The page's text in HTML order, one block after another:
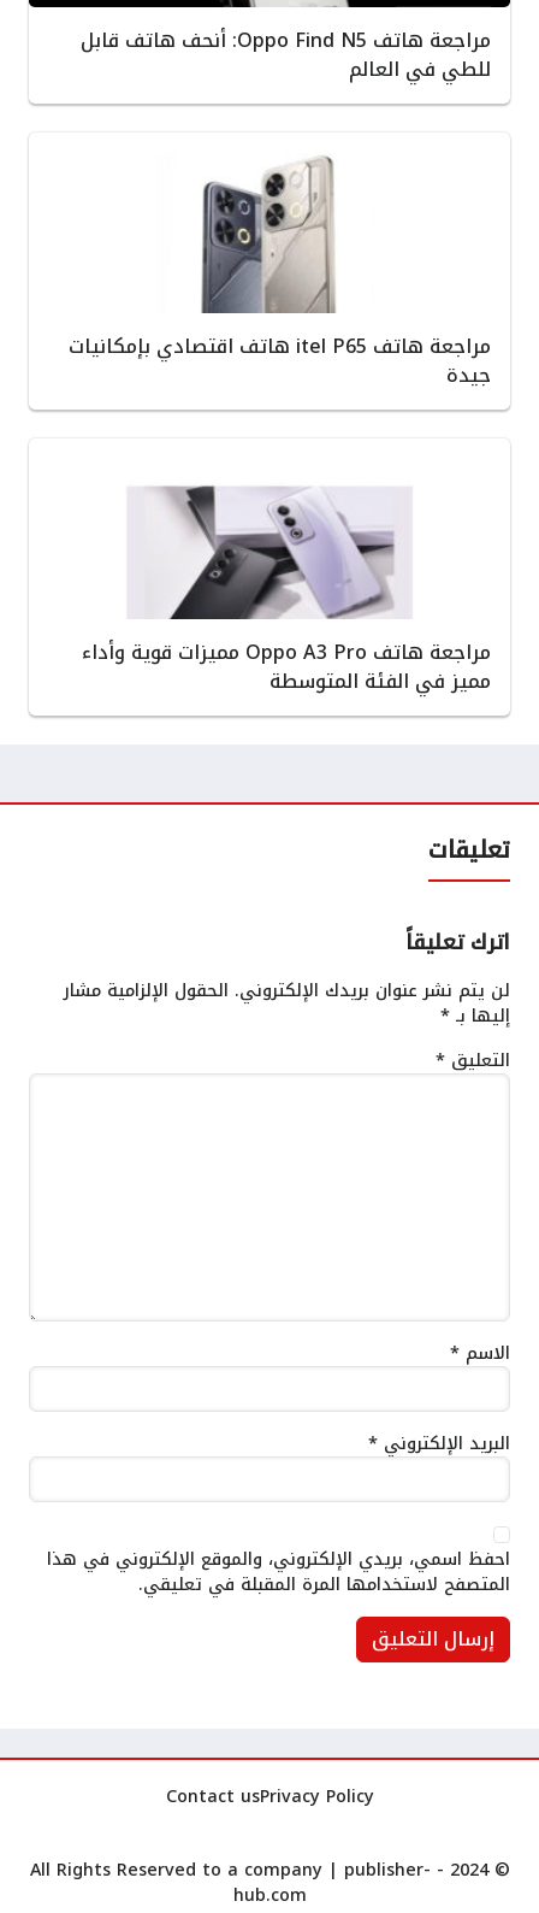
مراجعة هاتف Oppo Find N5: أنحف هاتف قابل
للطي في العالم
مراجعة هاتف itel P65 هاتف اقتصادي بإمكانيات
جيدة
مراجعة هاتف Oppo A3 Pro مميزات قوية وأداء
مميز في الفئة المتوسطة
تعليقات
اترك تعليقاً
لن يتم نشر عنوان بريدك الإلكتروني. الحقول الإلزامية مشار
إليها بـ*
التعليق *
الاسم *
البريد الإلكتروني *
احفظ اسمي، بريدي الإلكتروني، والموقع الإلكتروني في هذا
المتصفح لاستخدامها المرة المقبلة في تعليقي.
Privacy Policy
Contact us
© 2024 - All Rights Reserved to a company |
publisher-
hub.com